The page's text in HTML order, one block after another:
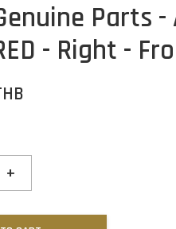
Parts -
- Right -
+